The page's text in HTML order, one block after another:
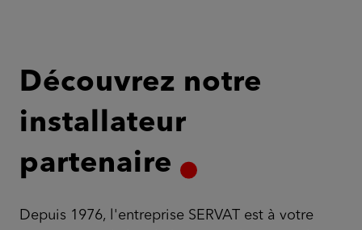
Découvrez notre
installateur
partenaire
Depuis 1976, l'entreprise SERVAT est à votre